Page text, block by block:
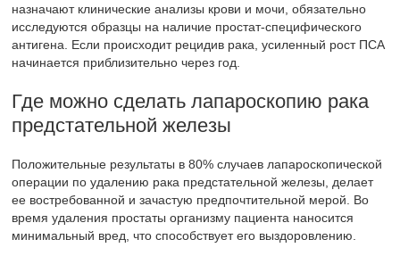
назначают клинические анализы крови и мочи, обязательно
исследуются образцы на наличие простат-специфического
антигена. Если происходит рецидив рака, усиленный рост ПСА
начинается приблизительно через год.
Где можно сделать лапароскопию рака
предстательной железы
Положительные результаты в 80% случаев лапароскопической
операции по удалению рака предстательной железы, делает
ее востребованной и зачастую предпочтительной мерой. Во
время удаления простаты организму пациента наносится
минимальный вред, что способствует его выздоровлению.